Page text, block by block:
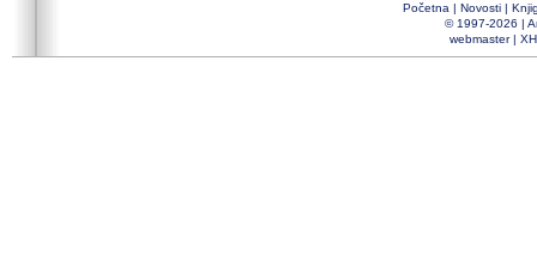
Početna | Novosti |
© 1997-2026 |
webmaster|